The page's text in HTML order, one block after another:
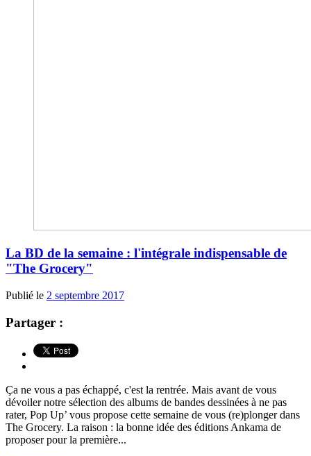
La BD de la semaine : l'intégrale indispensable de
"The Grocery"
Publié le 2 septembre 2017
Partager :
Ça ne vous a pas échappé, c'est la rentrée. Mais avant de vous
dévoiler notre sélection des albums de bandes dessinées à ne pas
rater, Pop Up’ vous propose cette semaine de vous (re)plonger dans
The Grocery. La raison : la bonne idée des éditions Ankama de
proposer pour la première...